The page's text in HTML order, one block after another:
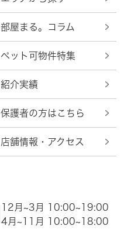
部屋まる。コラム
ペット可物件特集
紹介実績
保護者の方はこちら
店舗情報・アクセス
12月~3月 10:00~19:00
4月~11月 10:00~18:00